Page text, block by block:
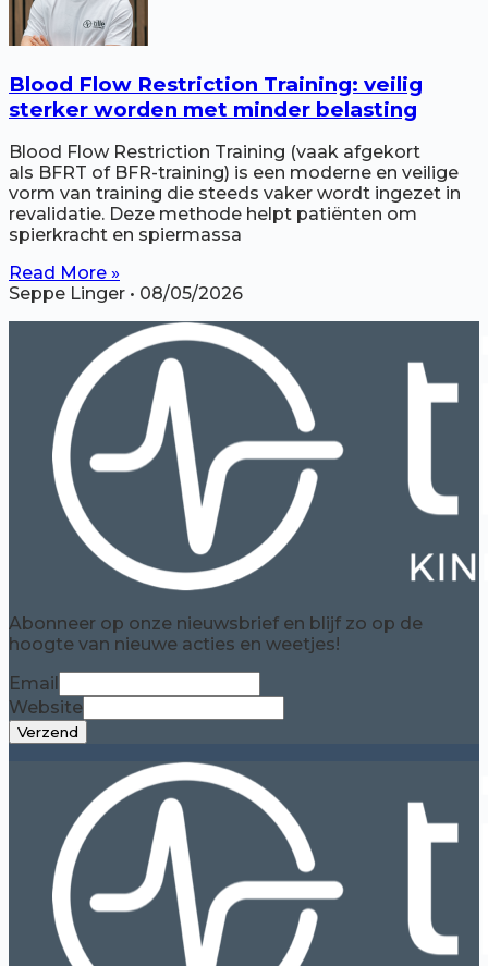
Blood Flow Restriction Training: veilig
sterker worden met minder belasting
Blood Flow Restriction Training (vaak afgekort
als BFRT of BFR-training) is een moderne en veilige
vorm van training die steeds vaker wordt ingezet in
revalidatie. Deze methode helpt patiënten om
spierkracht en spiermassa
Read More »
Seppe Linger
08/05/2026
Abonneer op onze nieuwsbrief en blijf zo op de
hoogte van nieuwe acties en weetjes!
Email
Website
Verzend